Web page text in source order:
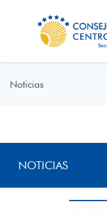
NOTICIAS